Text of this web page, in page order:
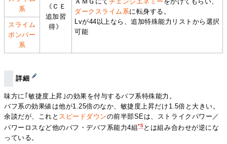
系
《ＣＥ
追加習
得》
ダークスライム系に転身する。
Lvが44以上なら、追加特殊能力リストから選択
可能
スライム
ボンバー
系
詳細
味方に｢敏捷度上昇｣の効果を付与するバフ系特殊能力。
バフ系の効果値は他が1.25倍のなか、敏捷度上昇だけ1.5倍と大きい。
余談だが、これと スピードダウンの前半部SEは、ストライクパワー／
パワーロスなど他のバフ・デバフ系能力4組*5とは組み合わせが逆にな
っている。